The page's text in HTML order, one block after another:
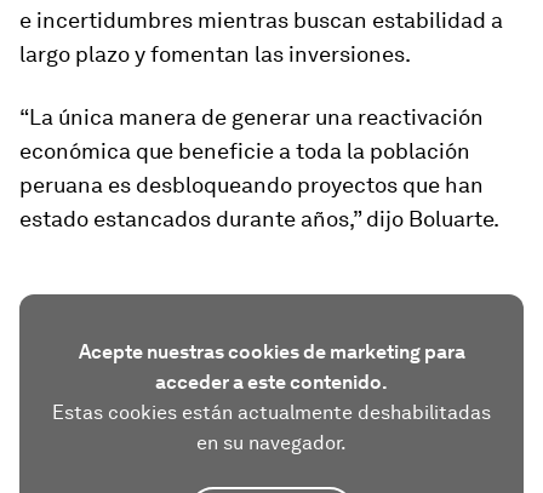
e incertidumbres mientras buscan estabilidad a
largo plazo y fomentan las inversiones.
“La única manera de generar una reactivación
económica que beneficie a toda la población
peruana es desbloqueando proyectos que han
estado estancados durante años,” dijo Boluarte.
Acepte nuestras cookies de marketing para
acceder a este contenido.
Estas cookies están actualmente deshabilitadas
en su navegador.